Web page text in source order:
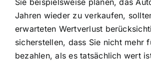
Sie beispielsweise planen, das
Jahren wieder zu verkaufen,
erwarteten Wertverlust
sicherstellen, dass Sie nicht mehr
bezahlen, als es tatsächlich wert